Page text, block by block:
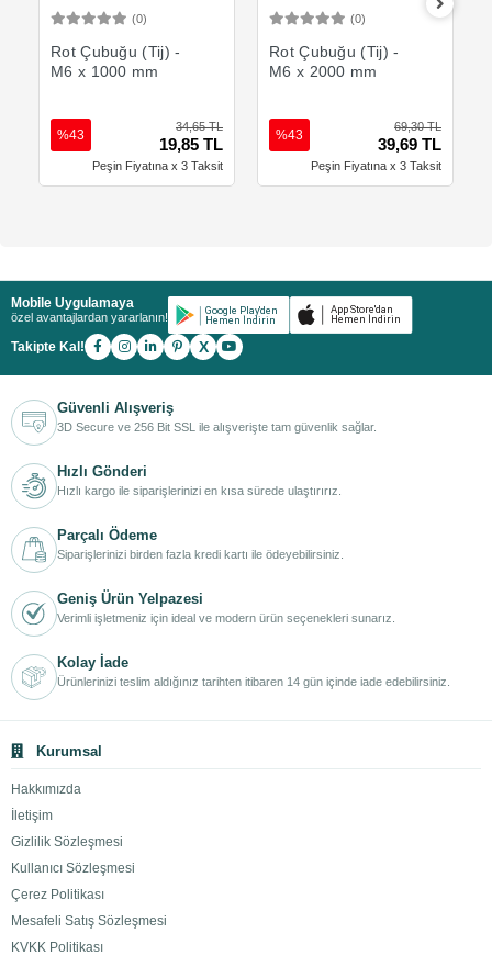
(0)
Rot Çubuğu (Tij) -
M6 x 1000 mm
34,65 TL
19,85 TL
%43
Peşin Fiyatına x 3 Taksit
(0)
Rot Çubuğu (Tij) -
M6 x 2000 mm
69,30 TL
39,69 TL
%43
Peşin Fiyatına x 3 Taksit
Mobile Uygulamaya
özel avantajlardan yararlanın!
Takipte Kal! X
Güvenli Alışveriş
3D Secure ve 256 Bit SSL ile alışverişte tam güvenlik sağlar.
Hızlı Gönderi
Hızlı kargo ile siparişlerinizi en kısa sürede ulaştırırız.
Parçalı Ödeme
Siparişlerinizi birden fazla kredi kartı ile ödeyebilirsiniz.
Geniş Ürün Yelpazesi
Verimli işletmeniz için ideal ve modern ürün seçenekleri sunarız.
Kolay İade
Ürünlerinizi teslim aldığınız tarihten itibaren 14 gün içinde iade edebilirsiniz.
Kurumsal
Hakkımızda
İletişim
Gizlilik Sözleşmesi
Kullanıcı Sözleşmesi
Çerez Politikası
Mesafeli Satış Sözleşmesi
KVKK Politikası